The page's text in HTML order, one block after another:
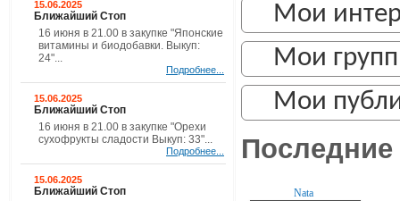
Мои
Мои
Мои
Последние
Nata
15.06.2025
Ближайший Стоп
16 июня в 21.00 в закупке "Японские
витамины и биодобавки. Выкуп:
24"...
Подробнее...
15.06.2025
Ближайший Стоп
16 июня в 21.00 в закупке "Орехи
сухофрукты сладости Выкуп: 33"...
Подробнее...
15.06.2025
Ближайший Стоп